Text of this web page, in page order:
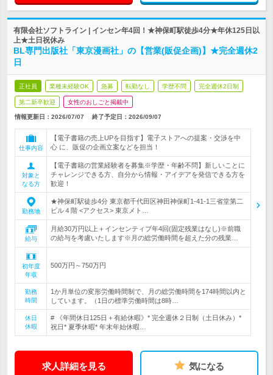
有限会社ソフトライン | インセン年4回！★神保町駅徒歩4分★年休125日以
上★土日祝休み
BL専門出版社「東京漫画社」の【営業(販促企画)】★完全週休2
日
正社員 業種未経験OK 急募 転勤なし 学歴不問 完全週休2日制
第二新卒歓迎 女性のおしごと掲載中
情報更新日：2026/07/07 終了予定日： 2026/09/07
仕事内容
【電子書籍の売上UPを目指す】電子ストアへの提案・交渉を中
心 に、販促の企画立案などを担当！
対象と
なる方
【電子書籍の営業経験者を募集※学歴・年齢不問】新しいことに
チャレンジできる方、自分から情報・アイデアを発信できる方を
歓迎！
勤務地
★神保町駅徒歩4分 東京都千代田区神田神保町1-41-1三省堂第二
ビル４階 <アクセス> 東京メト…
給与
月給30万円以上＋インセンティブ年4回(固定残業はなし)※前職
の給与を考慮いたします※月の総労働時間を超えた分の残業…
初年度
年収
500万円～750万円
勤務
時間
1か月単位の変形労働時間制で、月の総労働時間を174時間以内と
しています。（1日の標準労働時間は8時…
休日
休暇
# 《年間休日125日＋有給休暇》* 完全週休２日制（土日休み）*
祝日* 夏季休暇* 年末年始休暇…
求人詳細を見る 気になる